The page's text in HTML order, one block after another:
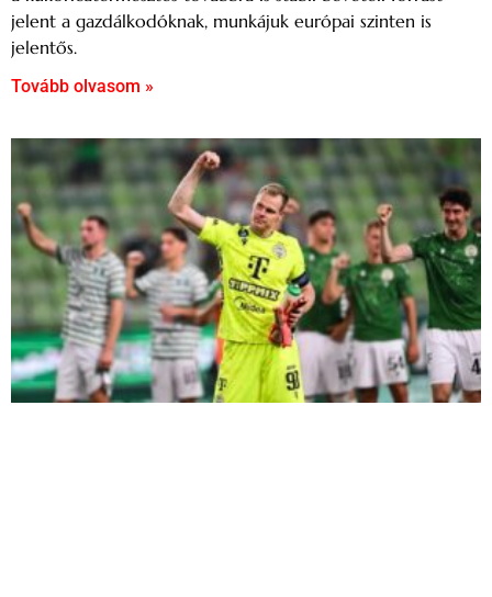
jelent a gazdálkodóknak, munkájuk európai szinten is
jelentős.
Tovább olvasom »